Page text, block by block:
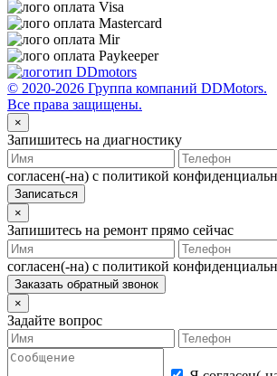
© 2020-2026 Группа компаний DDMotors.
Все права защищены.
×
Запишитесь на диагностику
согласен(-на) с политикой
×
Запишитесь на ремонт прямо сейчас
согласен(-на) с политикой
×
Задайте вопрос